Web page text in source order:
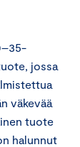
jossa
väkevää
tuote
halunnut